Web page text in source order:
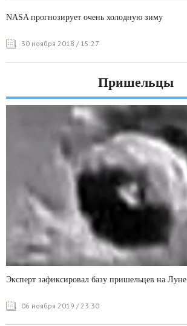
NASA прогнозирует очень холодную зиму
30 ноября 2018 / 15:27
Пришельцы
Эксперт зафиксировал базу пришельцев на Луне
06 ноября 2019 / 23:30